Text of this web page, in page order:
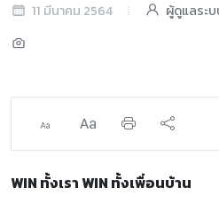
11 มีนาคม 2564 ผู้ดูแลระ
WIN ทั้งเรา WIN ทั้งเพื่อนบ้าน